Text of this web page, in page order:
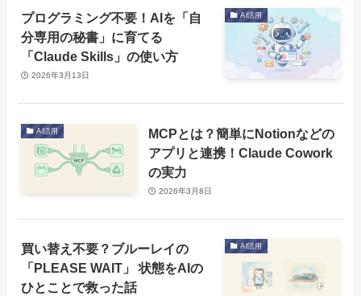
AI活用
プログラミング不要！AIを「自
分専用の秘書」に育てる
「Claude Skills」の使い方
2026年3月13日
AI活用
MCPとは？簡単にNotionなどの
アプリと連携！Claude Cowork
の実力
2026年3月8日
AI活用
買い替え不要？ブルーレイの
「PLEASE WAIT」 状態をAIの
ひとことで救った話